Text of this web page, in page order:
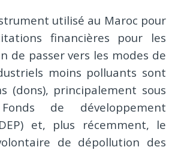
utilisé au Maroc pour
financières pour les
de passer vers les modes de
moins polluants sont
(dons), principalement sous
de développement
et, plus récemment, le
de dépollution des